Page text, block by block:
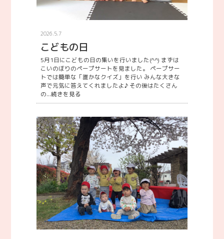
2026.5.7
こどもの日
5月1日にこどもの日の集いを行いました(^^) まずは
こいのぼりのペープサートを見ました。 ペープサー
トでは簡単な「誰かなクイズ」を行い みんな大きな
声で元気に答えてくれましたよ♪ その後はたくさん
の...続きを見る